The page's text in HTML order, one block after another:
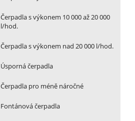
Čerpadla s výkonem 10 000 až 20 000
l/hod.
Čerpadla s výkonem nad 20 000 l/hod.
Úsporná čerpadla
Čerpadla pro méně náročné
Fontánová čerpadla